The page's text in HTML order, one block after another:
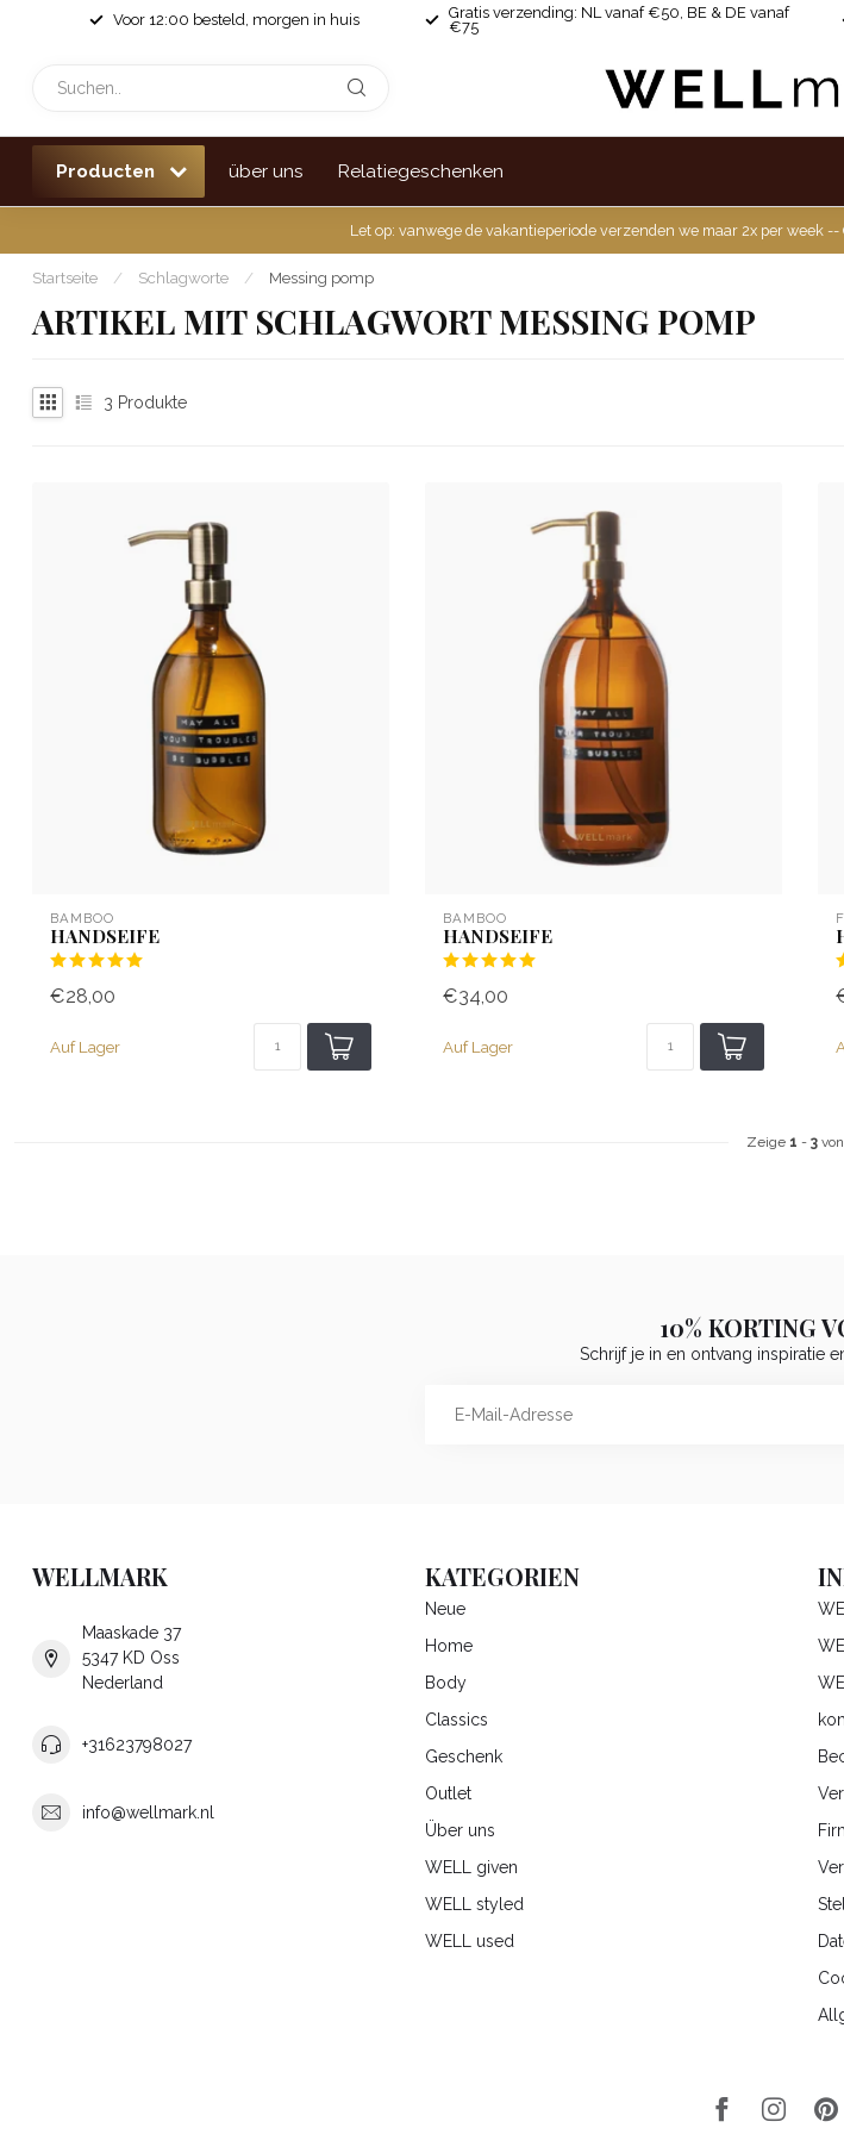
Voor 12:00 besteld, morgen in huis
Gratis verzending: NL vanaf €50, BE & DE vanaf
€75
Producten über uns Relatiegeschenken
Let op: vanwege de vakantieperiode verzenden we maar 2x per week
Startseite / Schlagworte / Messing pomp
ARTIKEL MIT SCHLAGWORT MESSING POMP
3 Produkte
BAMBOO
HANDSEIFE
€28,00
Auf Lager
BAMBOO
HANDSEIFE
€34,00
Auf Lager
Zeige 1 - 3von
10% KORTING
Schrijf je in en ontvang inspiratie
WELLMARK
Maaskade 37
5347 KD Oss
Nederland
+31623798027
info@wellmark.nl
KATEGORIEN
Neue
Home
Body
Classics
Geschenk
Outlet
Über uns
WELL given
WELL styled
WELL used